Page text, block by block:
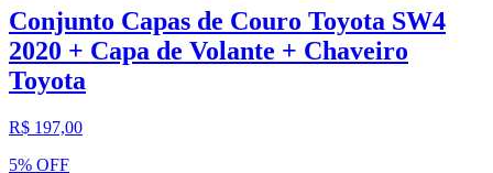
Conjunto Capas de Couro Toyota SW4
2020 + Capa de Volante + Chaveiro
Toyota
R$ 197,00
5% OFF